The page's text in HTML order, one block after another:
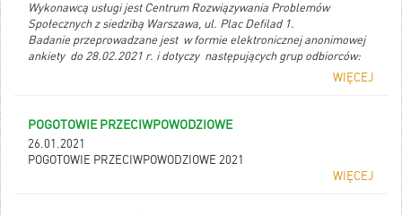
Wykonawcą usługi jest Centrum Rozwiązywania Problemów
Społecznych z siedzibą Warszawa, ul. Plac Defilad 1.
Badanie przeprowadzane jest w formie elektronicznej anonimowej
ankiety do 28.02.2021 r. i dotyczy następujących grup odbiorców:
uczniów klas VI-VIII szkół podstawowych na terenie Gminy
(telefoniczna lub elektroniczna ankieta)
Prosimy mieszkańców o zaangażowanie i pomoc w przeprowadzeniu
WIĘCEJ
POGOTOWIE PRZECIWPOWODZIOWE
26.01.2021
POGOTOWIE PRZECIWPOWODZIOWE 2021
WIĘCEJ